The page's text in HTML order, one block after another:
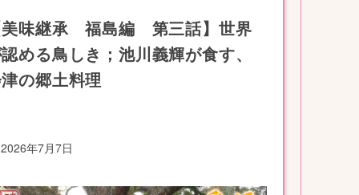
味継承 福島編 第三話】世界
める鳥しき；池川義輝が食す、
の郷土料理
2026年7月7日